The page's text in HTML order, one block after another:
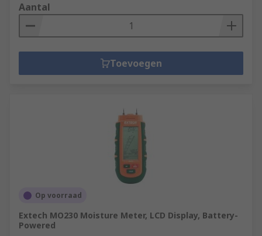
Aantal
Toevoegen
Op voorraad
Extech MO230 Moisture Meter, LCD Display, Battery-
Powered